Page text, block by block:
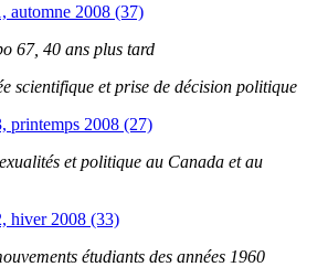
automne 2008 (37)
67, 40 ans plus tard
scientifique et prise de décision politique
printemps 2008 (27)
et politique au Canada et au
hiver 2008 (33)
étudiants des années 1960